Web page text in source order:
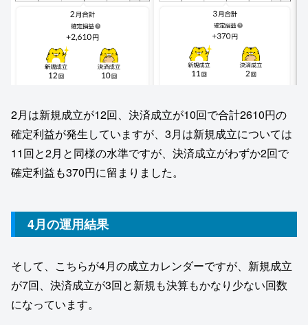
2月は新規成立が12回、決済成立が10回で合計2610円の
確定利益が発生していますが、3月は新規成立については
11回と2月と同様の水準ですが、決済成立がわずか2回で
確定利益も370円に留まりました。
4月の運用結果
そして、こちらが4月の成立カレンダーですが、新規成立
が7回、決済成立が3回と新規も決算もかなり少ない回数
になっています。